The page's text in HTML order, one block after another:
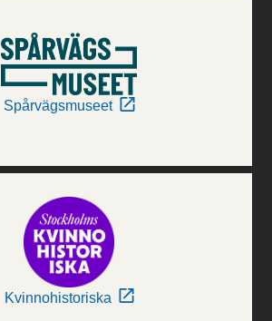
Spårvägsmuseet
Kvinnohistoriska